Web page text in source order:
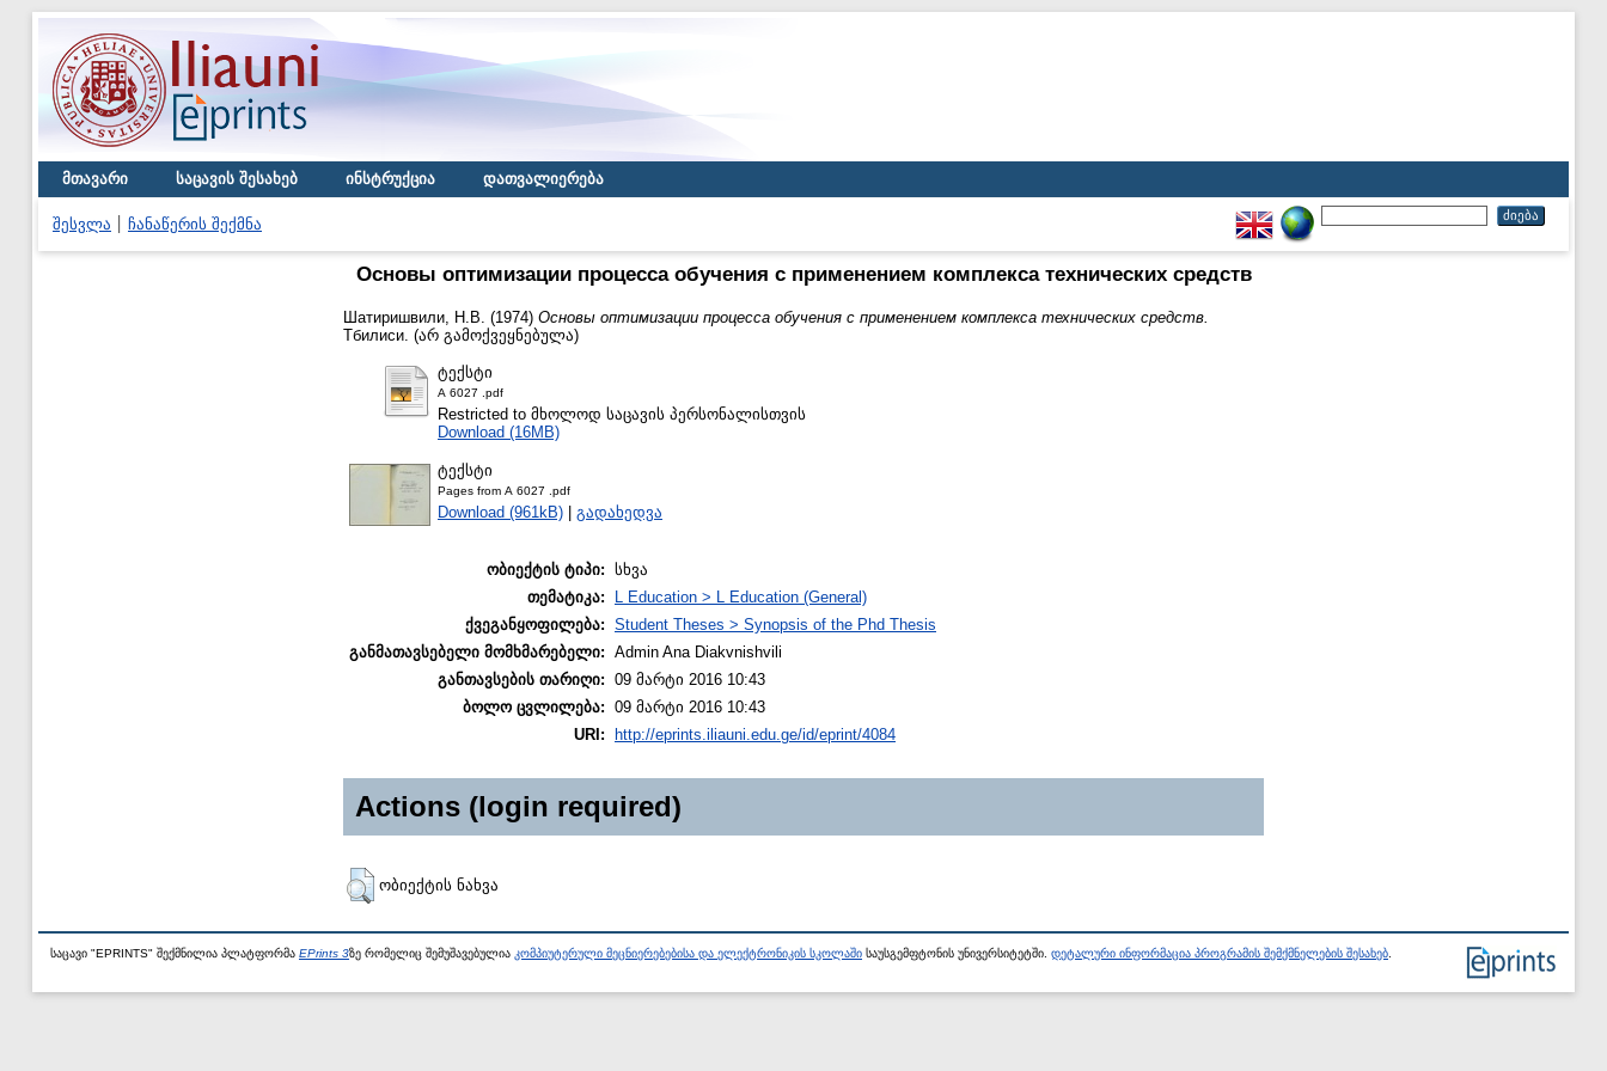
მთავარი საცავის შესახებ ინსტრუქცია დათვალიერება
შესვლა ჩანაწერის შექმნა
Основы оптимизации процесса обучения с применением комплекса технических средств
Шатиришвили, Н.В. (1974) Основы оптимизации процесса обучения с применением комплекса технических средств.
Тбилиси. (არ გამოქვეყნებულა)
ტექსტი
А 6027 .pdf
Restricted to მხოლოდ საცავის პერსონალისთვის
Download (16MB)
ტექსტი
Pages from А 6027 .pdf
Download (961kB) | გადახედვა
ობიექტის ტიპი: სხვა
თემატიკა:
L Education > L Education (General)
ქვეგანყოფილება: Student Theses > Synopsis of the Phd Thesis
განმათავსებელი მომხმარებელი: Admin Ana Diakvnishvili
განთავსების თარიღი: 09 მარტი 2016 10:43
ბოლო ცვლილება: 09 მარტი 2016 10:43
URI:
http://eprints.iliauni.edu.ge/id/eprint/4084
Actions (login required)
ობიექტის ნახვა
საცავი "EPRINTS" შექმნილია პლატფორმა EPrints 3ზე რომელიც შემუშავებულია კომპიუტერული მეცნიერებებისა და ელექტრონიკის სკოლაში საუსგემფტონის უნივერსიტეტში. დეტალური ინფორმაცია პროგრამის შემქმნელების შესახებ.